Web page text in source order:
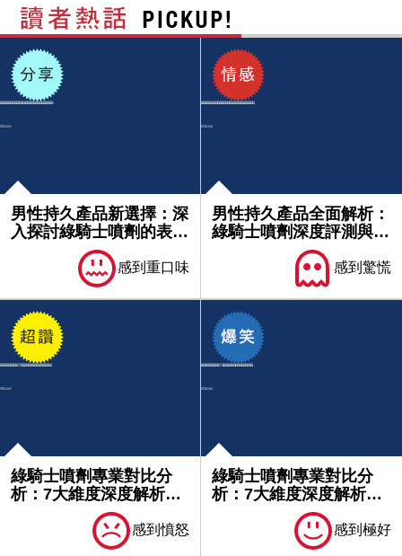
男性持久產品新選擇：深
入探討綠騎士噴劑的表現
感到重口味
男性持久產品全面解析：
綠騎士噴劑深度評測與使
感到驚慌
綠騎士噴劑專業對比分
析：7大維度深度解析產
感到憤怒
綠騎士噴劑專業對比分
析：7大維度深度解析產
感到極好